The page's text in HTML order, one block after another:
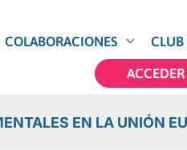
COLABORACIONES CLUB
EN LA UNIÓN